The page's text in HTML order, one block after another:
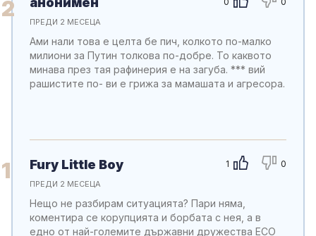
2
ПРЕДИ 2 МЕСЕЦА
Ами нали това е целта бе пич, колкото по-малко
милиони за Путин толкова по-добре. То каквото
минава през тая рафинерия е на загуба. *** вий
рашистите по- ви е грижа за мамашата и агресора.
1 1 0
Fury Little Boy
ПРЕДИ 2 МЕСЕЦА
Нещо не разбирам ситуацията? Пари няма,
коментира се корупцията и борбата с нея, а в
едно от най-големите държавни дружества ЕСО